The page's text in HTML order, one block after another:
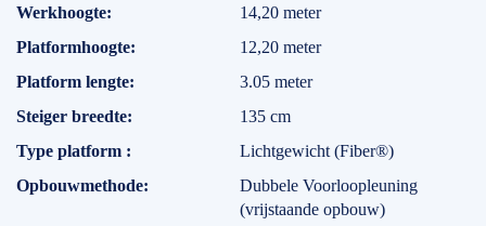
Specificaties
Werkhoogte
14,20 meter
Platformhoogte
12,20 meter
Platform lengte
3.05 meter
Steiger breedte
135 cm
Type platform
Lichtgewicht (Fiber®)
Opbouwmethode
Dubbele Voorloopleuning
(vrijstaande opbouw)